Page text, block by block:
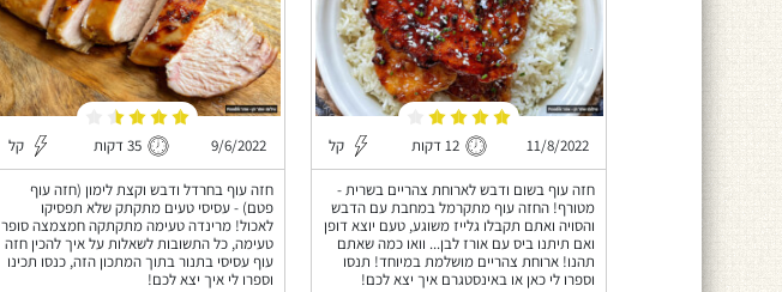
11/8/2022 12 דקות קל
חזה עוף בשום ודבש לארוחת צהריים בשרית -
מטורף! החזה עוף מתקרמל במחבת עם הדבש
והסויה ואתם תקבלו גלייז משוגע, טעם יוצא דופן
ואם תיתנו ביס עם אורז לבן... וואו כמה שאתם
תהנו! ארוחת צהריים מושלמת במיוחד! תנסו
וספרו לי כאן או באינסטגרם איך יצא לכם!
9/6/2022 35 דקות קל
חזה עוף בחרדל ודבש וקצת לימון (חזה עוף
פטם) - עסיסי טעים מתקתק שלא תפסיקו
לאכול! מרינדה טעימה מתקתקה חמצמצה סופר
טעימה, כל התשובות לשאלות על איך להכין חזה
עוף עסיסי בתנור בתוך המתכון הזה, כנסו תכינו
וספרו לי איך יצא לכם!